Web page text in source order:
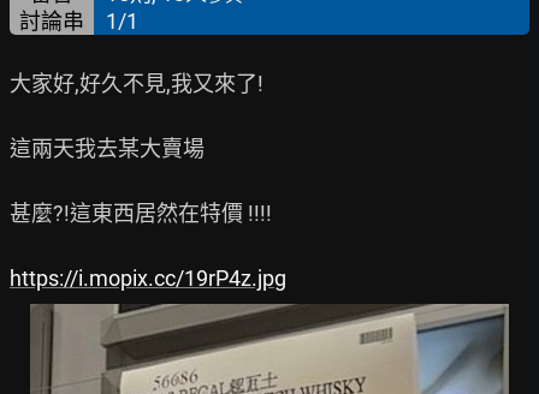
討論串 1/1
大家好,好久不見,我又來了!
這兩天我去某大賣場
甚麼?!這東西居然在特價 !!!!
https://i.mopix.cc/19rP4z.jpg